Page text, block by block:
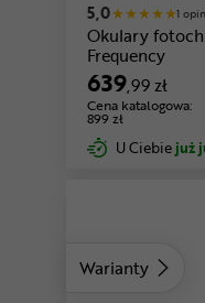
5,0 1
Okulary
Frequency
639,99 zł
Cena katalogowa:
899 zł
U Ciebie już
Warianty